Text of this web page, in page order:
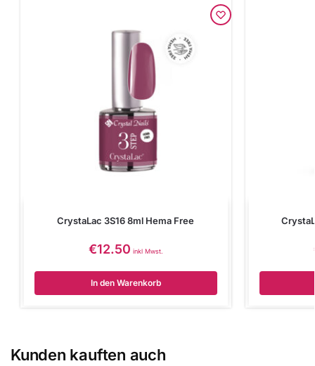
CrystaLac 3S16 8ml Hema Free
€12.50 inkl Mwst.
In den Warenkorb
Kunden kauften auch